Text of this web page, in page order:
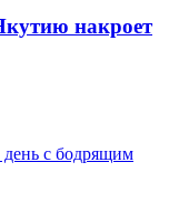
накроет